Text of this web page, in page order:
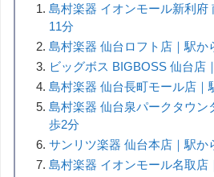
島村楽器 イオンモール新利府
11分
島村楽器 仙台ロフト店｜駅か
ビッグボス BIGBOSS 仙台店
島村楽器 仙台長町モール店｜
島村楽器 仙台泉パークタウン
歩2分
サンリツ楽器 仙台本店｜駅か
島村楽器 イオンモール名取店